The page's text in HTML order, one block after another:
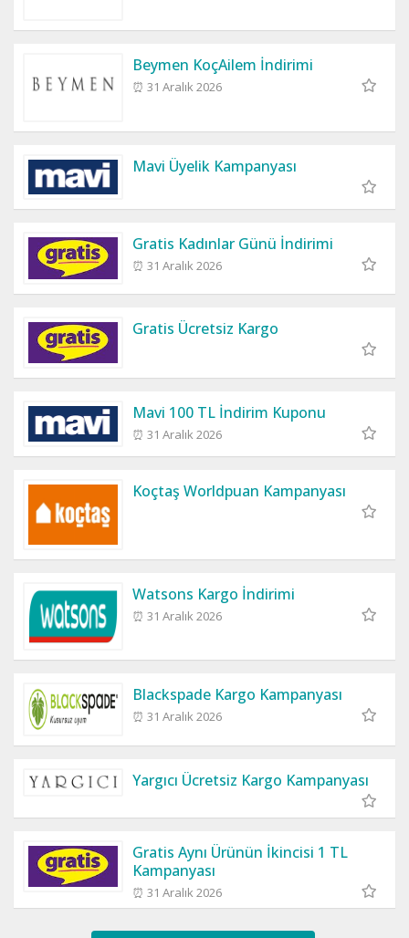
Beymen KoçAilem İndirimi
⏰ 31 Aralık 2026
Mavi Üyelik Kampanyası
Gratis Kadınlar Günü İndirimi
⏰ 31 Aralık 2026
Gratis Ücretsiz Kargo
Mavi 100 TL İndirim Kuponu
⏰ 31 Aralık 2026
Koçtaş Worldpuan Kampanyası
Watsons Kargo İndirimi
⏰ 31 Aralık 2026
Blackspade Kargo Kampanyası
⏰ 31 Aralık 2026
Yargıcı Ücretsiz Kargo Kampanyası
Gratis Aynı Ürünün İkincisi 1 TL
Kampanyası
⏰ 31 Aralık 2026